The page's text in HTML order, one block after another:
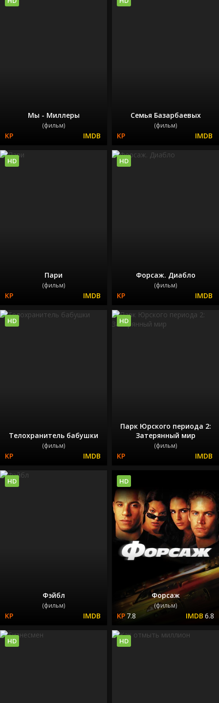
Мы - Миллеры
(фильм)
Семья Базарбаевых
(фильм)
Пари
(фильм)
HD
Форсаж. Диабло
(фильм)
HD
Телохранитель бабушки
(фильм)
HD
Парк Юрского периода 2:
Затерянный мир
(фильм)
HD
Фэйбл
(фильм)
HD
Форсаж
(фильм)
7.8 6.8
HD
HD HD